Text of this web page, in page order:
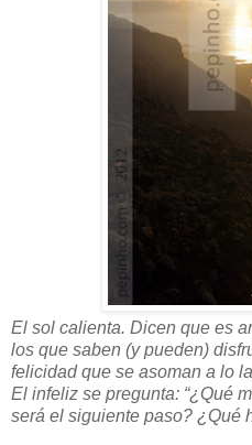
El sol calienta. Dicen que es
los que saben (y pueden)
felicidad que se asoman a lo
El infeliz se pregunta: “¿Qué
será el siguiente paso? ¿Qué